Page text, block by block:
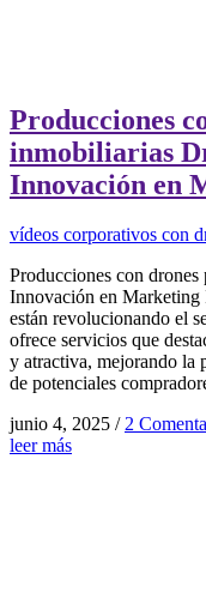
Producciones
inmobiliarias
Innovación en
vídeos corporativos con
Producciones con
Innovación en Marketing
están revolucionando el
ofrece servicios que
y atractiva, mejorando la
de potenciales
junio 4, 2025 / 2
leer más